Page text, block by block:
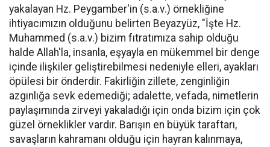
yakalayan Hz. Peygamber'in (s.a.v.) örnekliğine
ihtiyacımızın olduğunu belirten Beyazyüz, "İşte Hz.
Muhammed (s.a.v.) bizim fıtratımıza sahip olduğu
halde Allah'la, insanla, eşyayla en mükemmel bir denge
içinde ilişkiler geliştirebilmesi nedeniyle elleri, ayakları
öpülesi bir önderdir. Fakirliğin zillete, zenginliğin
azgınlığa sevk edemediği; adalette, vefada, nimetlerin
paylaşımında zirveyi yakaladığı için onda bizim için çok
güzel örneklikler vardır. Barışın en büyük taraftarı,
savaşların kahramanı olduğu için hayran kalınmaya,